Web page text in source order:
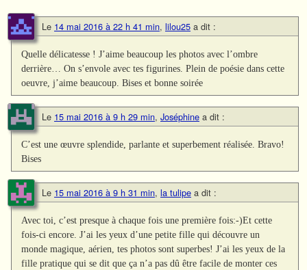
Le 14 mai 2016 à 22 h 41 min, lilou25 a dit :
Quelle délicatesse ! J’aime beaucoup les photos avec l’ombre
derrière… On s’envole avec tes figurines. Plein de poésie dans cette
oeuvre, j’aime beaucoup. Bises et bonne soirée
Le 15 mai 2016 à 9 h 29 min, Joséphine a dit :
C’est une œuvre splendide, parlante et superbement réalisée. Bravo!
Bises
Le 15 mai 2016 à 9 h 31 min, la tulipe a dit :
Avec toi, c’est presque à chaque fois une première fois:-)Et cette
fois-ci encore. J’ai les yeux d’une petite fille qui découvre un
monde magique, aérien, tes photos sont superbes! J’ai les yeux de la
fille pratique qui se dit que ça n’a pas dû être facile de monter ces